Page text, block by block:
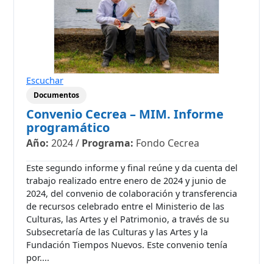
Escuchar
Documentos
Convenio Cecrea – MIM. Informe
programático
Año: 2024/ Programa: Fondo Cecrea
Este segundo informe y final reúne y da cuenta del
trabajo realizado entre enero de 2024 y junio de
2024, del convenio de colaboración y transferencia
de recursos celebrado entre el Ministerio de las
Culturas, las Artes y el Patrimonio, a través de su
Subsecretaría de las Culturas y las Artes y la
Fundación Tiempos Nuevos. Este convenio tenía
por....